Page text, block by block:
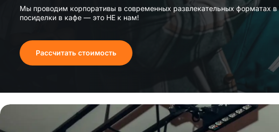
Мы проводим корпоративы в современных развлекательных форматах в
посиделки в кафе — это НЕ к нам!
Рассчитать стоимость